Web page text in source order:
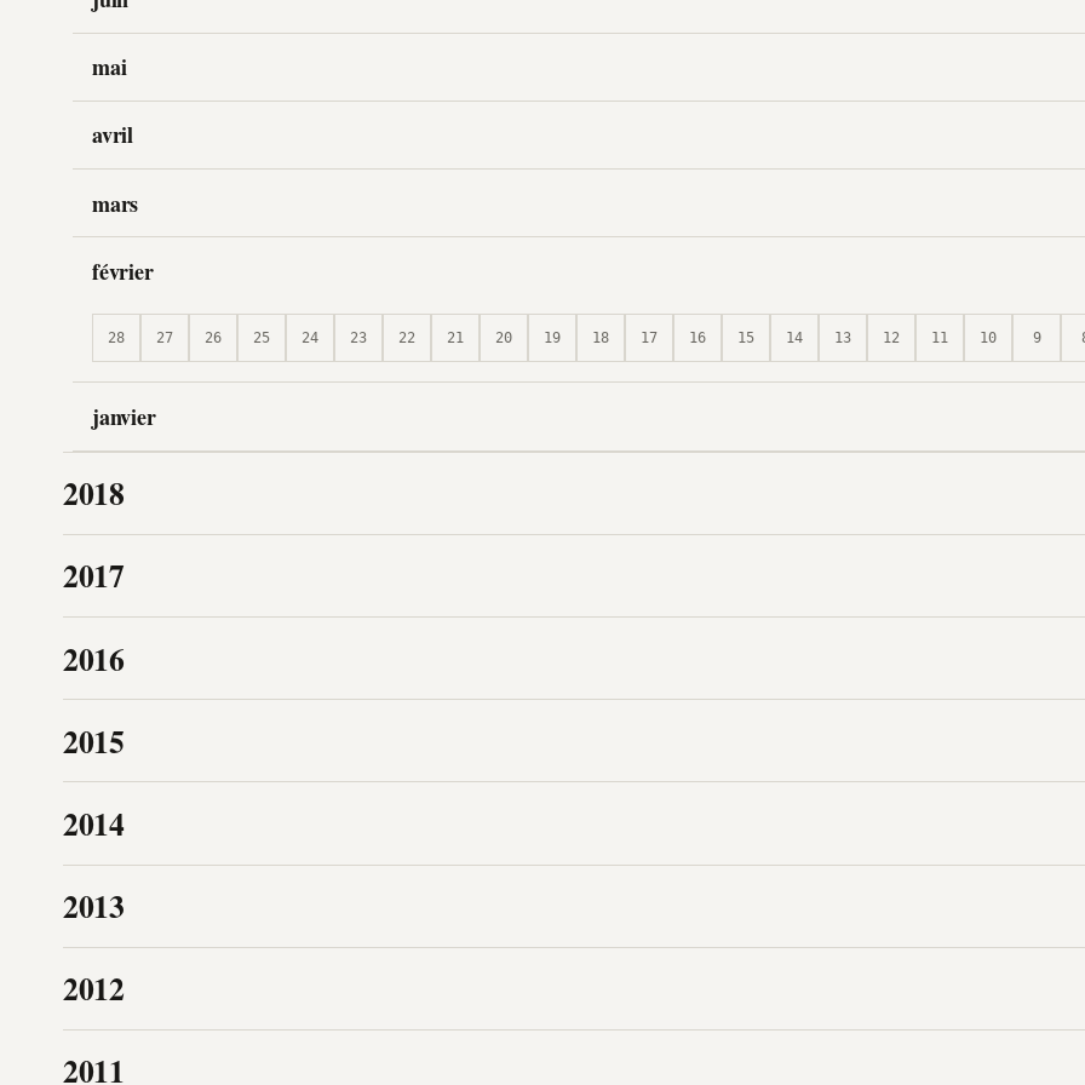
mai
avril
mars
février
28 27 26 25 24 23 22 21 20 19 18 17 16 15 14 13 12 11 10 9
janvier
2018
2017
2016
2015
2014
2013
2012
2011